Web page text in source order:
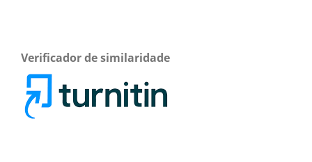
Verificador de similaridade